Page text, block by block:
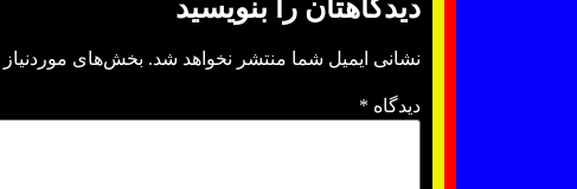
دیدگاهتان را بنویسید
نشانی ایمیل شما منتشر نخواهد شد. بخش‌های
دیدگاه *